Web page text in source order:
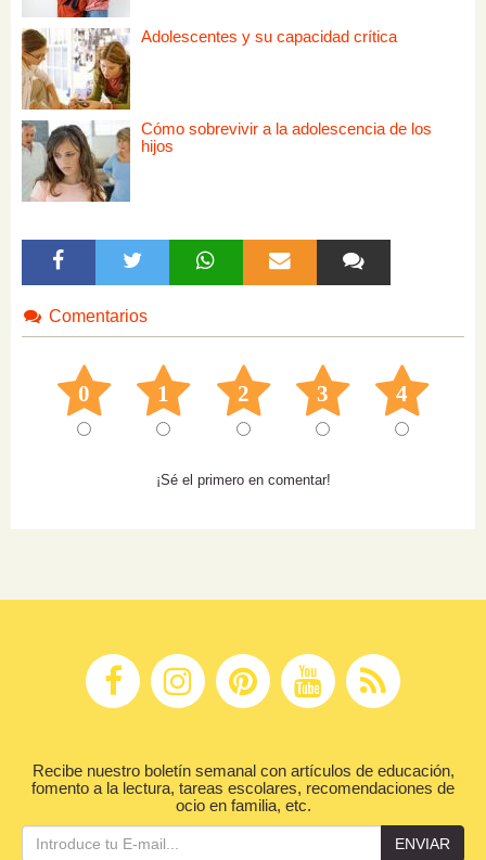
Adolescentes y su capacidad crítica
Cómo sobrevivir a la adolescencia de los
hijos
Comentarios
0 1 2 3 4
¡Sé el primero en comentar!
Recibe nuestro boletín semanal con artículos de educación,
fomento a la lectura, tareas escolares, recomendaciones de
ocio en familia, etc.
ENVIAR